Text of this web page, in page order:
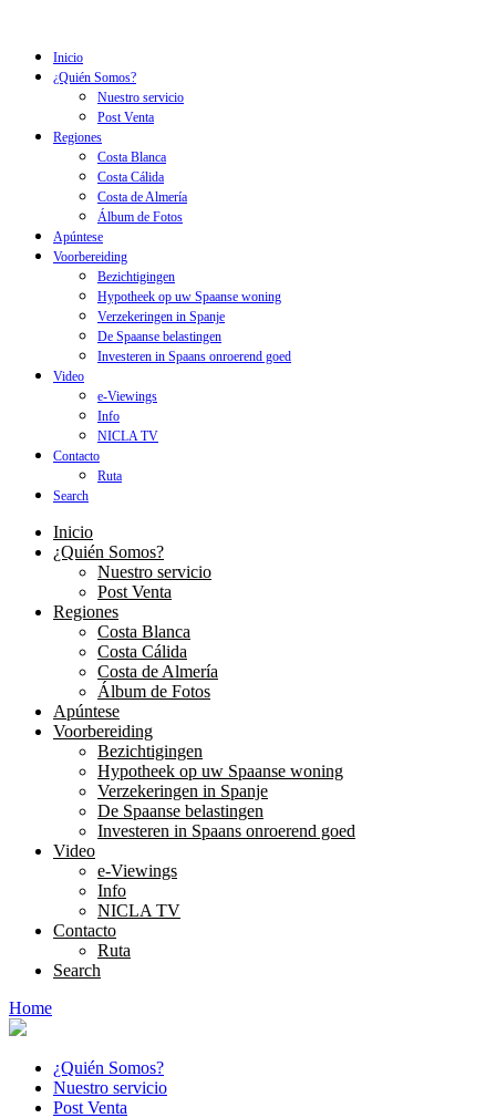
Inicio
¿Quién Somos?
Nuestro servicio
Post Venta
Regiones
Costa Blanca
Costa Cálida
Costa de Almería
Álbum de Fotos
Apúntese
Voorbereiding
Bezichtigingen
Hypotheek op uw Spaanse woning
Verzekeringen in Spanje
De Spaanse belastingen
Investeren in Spaans onroerend goed
Video
e-Viewings
Info
NICLA TV
Contacto
Ruta
Search
Inicio
¿Quién Somos?
Nuestro servicio
Post Venta
Regiones
Costa Blanca
Costa Cálida
Costa de Almería
Álbum de Fotos
Apúntese
Voorbereiding
Bezichtigingen
Hypotheek op uw Spaanse woning
Verzekeringen in Spanje
De Spaanse belastingen
Investeren in Spaans onroerend goed
Video
e-Viewings
Info
NICLA TV
Contacto
Ruta
Search
Home
¿Quién Somos?
Nuestro servicio
Post Venta